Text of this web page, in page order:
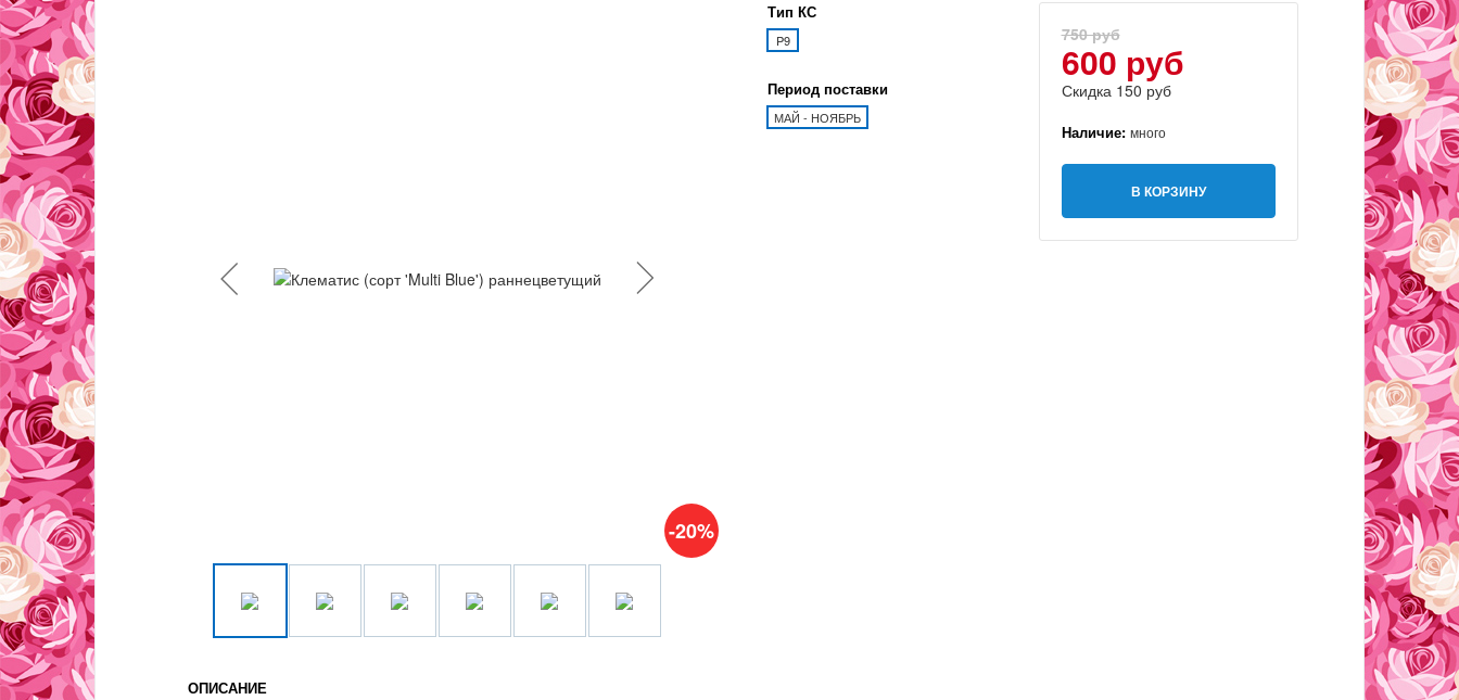
-20%
Тип КС
P9
Период поставки
МАЙ - НОЯБРЬ
750 руб
600 руб
Скидка 150 руб
Наличие: много
В КОРЗИНУ
ОПИСАНИЕ